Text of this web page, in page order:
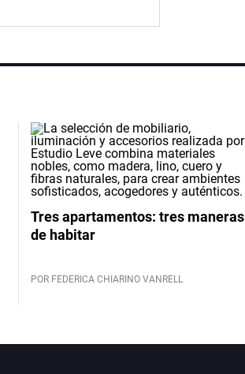
Tres apartamentos: tres maneras
de habitar
POR FEDERICA CHIARINO VANRELL